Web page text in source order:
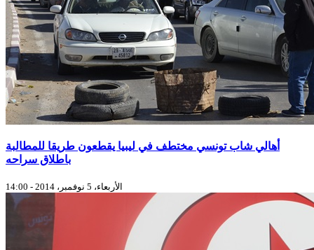
أهالي شاب تونسي مختطف في ليبيا يقطعون طريقا للمطالبة
باطلاق سراحه
الأربعاء، 5 نوفمبر، 2014 - 14:00